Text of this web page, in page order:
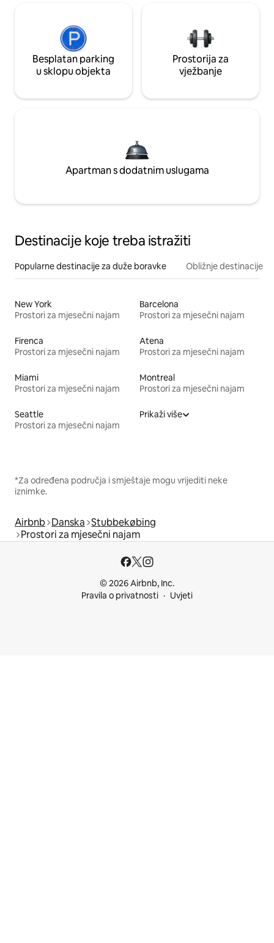
Besplatan parking
u sklopu objekta
Prostorija za
vježbanje
Apartman s dodatnim uslugama
Destinacije koje treba istražiti
Popularne destinacije za duže boravke Obližnje destinacije
New York
Prostori za mjesečni najam
Barcelona
Prostori za mjesečni najam
Firenca
Prostori za mjesečni najam
Atena
Prostori za mjesečni najam
Miami
Prostori za mjesečni najam
Montreal
Prostori za mjesečni najam
Seattle
Prostori za mjesečni najam
Prikaži više
*Za određena područja i smještaje mogu vrijediti neke
iznimke.
Airbnb Danska Stubbekøbing
Prostori za mjesečni najam
© 2026 Airbnb, Inc.
Pravila o privatnosti
Uvjeti